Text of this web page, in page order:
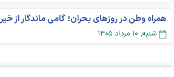
شنبه, ۱۰ مرداد ۱۴۰۵